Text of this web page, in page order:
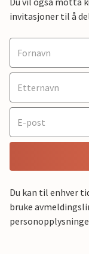
invitasjoner til å
Du kan til enhver
bruke